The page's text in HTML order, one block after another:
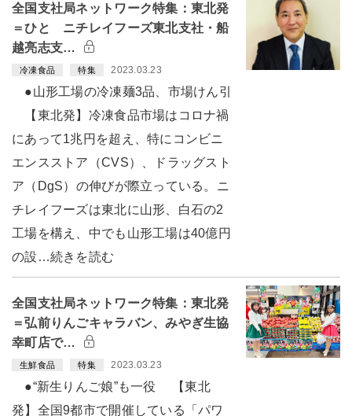
全国支社局ネットワーク特集：東北発
＝ひと ニチレイフーズ東北支社・船
越亮志支…
冷凍食品 特集 2023.03.23
●山形工場の冷凍麺3品、市場けん引
【東北発】冷凍食品市場はコロナ禍
にあって1兆円を超え、特にコンビニ
エンスストア（CVS）、ドラッグスト
ア（DgS）の伸びが際立っている。ニ
チレイフーズは東北に山形、白石の2
工場を構え、中でも山形工場は40億円
の設…続きを読む
全国支社局ネットワーク特集：東北発
＝弘前りんごキャラバン、みやぎ生協
幸町店で…
生鮮食品 特集 2023.03.23
●“新生りんご娘”も一役 【東北
発】全国9都市で開催している「パワ